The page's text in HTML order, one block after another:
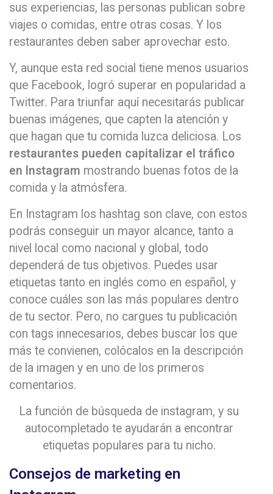
sus experiencias, las personas publican sobre
viajes o comidas, entre otras cosas. Y los
restaurantes deben saber aprovechar esto.
Y, aunque esta red social tiene menos usuarios
que Facebook, logró superar en popularidad a
Twitter. Para triunfar aquí necesitarás publicar
buenas imágenes, que capten la atención y
que hagan que tu comida luzca deliciosa. Los
restaurantes pueden capitalizar el tráfico
en Instagram mostrando buenas fotos de la
comida y la atmósfera.
En Instagram los hashtag son clave, con estos
podrás conseguir un mayor alcance, tanto a
nivel local como nacional y global, todo
dependerá de tus objetivos. Puedes usar
etiquetas tanto en inglés como en español, y
conoce cuáles son las más populares dentro
de tu sector. Pero, no cargues tu publicación
con tags innecesarios, debes buscar los que
más te convienen, colócalos en la descripción
de la imagen y en uno de los primeros
comentarios.
La función de búsqueda de instagram, y su
autocompletado te ayudarán a encontrar
etiquetas populares para tu nicho.
Consejos de marketing en